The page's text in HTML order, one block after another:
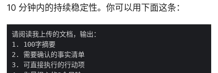
10 分钟内的持续稳定性。你可以用下面这条：